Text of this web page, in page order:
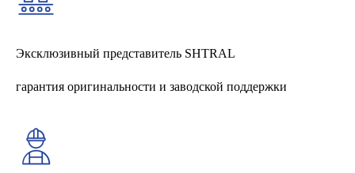
Эксклюзивный представитель SHTRAL
гарантия оригинальности и заводской поддержки